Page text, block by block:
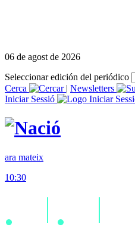
06 de agost de 2026
Seleccionar edición del periódico
Cerca
| Newsletters
Iniciar Sessió
ara mateix
10:30